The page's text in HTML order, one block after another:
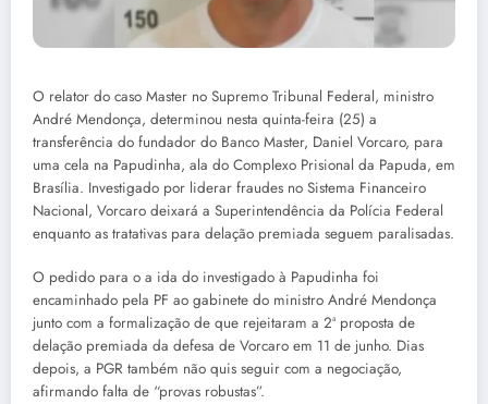
O relator do caso Master no Supremo Tribunal Federal, ministro
André Mendonça, determinou nesta quinta-feira (25) a
transferência do fundador do Banco Master, Daniel Vorcaro, para
uma cela na Papudinha, ala do Complexo Prisional da Papuda, em
Brasília. Investigado por liderar fraudes no Sistema Financeiro
Nacional, Vorcaro deixará a Superintendência da Polícia Federal
enquanto as tratativas para delação premiada seguem paralisadas.
O pedido para o a ida do investigado à Papudinha foi
encaminhado pela PF ao gabinete do ministro André Mendonça
junto com a formalização de que rejeitaram a 2ª proposta de
delação premiada da defesa de Vorcaro em 11 de junho. Dias
depois, a PGR também não quis seguir com a negociação,
afirmando falta de “provas robustas”.